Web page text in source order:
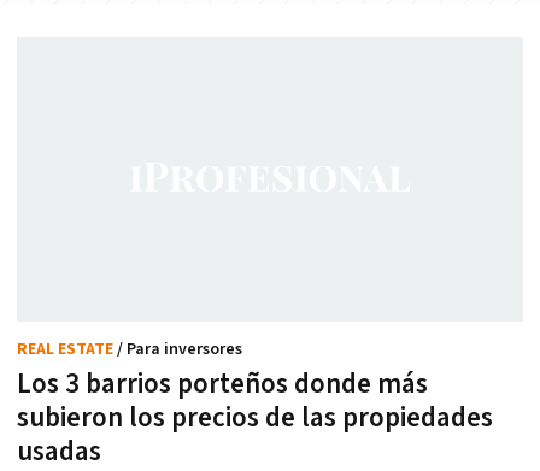
Los 3 barrios porteños donde más
subieron los precios de las propiedades
usadas
REAL ESTATE/ Para inversores